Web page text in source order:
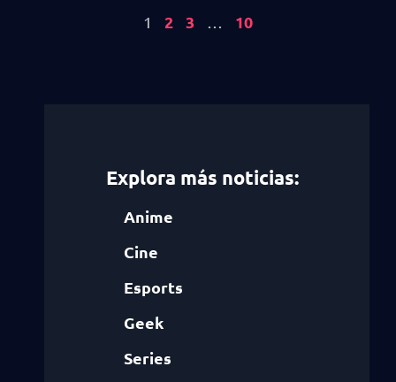
1 2 3 … 10
Explora más noticias:
Anime
Cine
Esports
Geek
Series